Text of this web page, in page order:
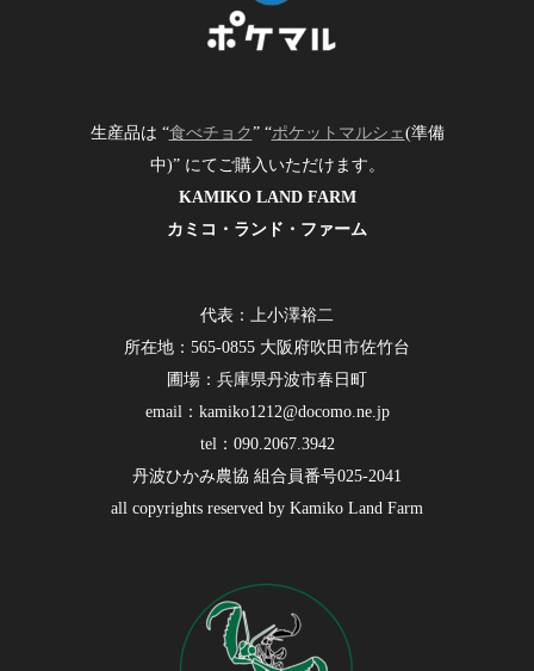
生産品は “食べチョク” “ポケットマルシェ(準備
中)” にてご購入いただけます。
KAMIKO LAND FARM
カミコ・ランド・ファーム
代表：上小澤裕二
所在地：565-0855 大阪府吹田市佐竹台
圃場：兵庫県丹波市春日町
email：kamiko1212@docomo.ne.jp
tel：090.2067.3942
丹波ひかみ農協 組合員番号025-2041
all copyrights reserved by Kamiko Land Farm